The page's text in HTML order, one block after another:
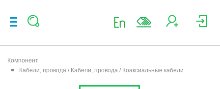
Компонент
Кабели, провода / Кабели, провода / Коаксиальные кабели